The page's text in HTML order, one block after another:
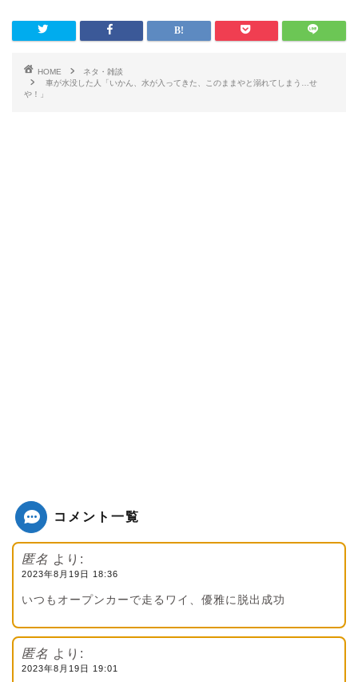
HOME
ネタ・雑談
車が水没した人「いかん、水が入ってきた、このままやと溺れてしまう…せ
や！」
コメント一覧
匿名 より:
2023年8月19日 18:36
いつもオープンカーで走るワイ、優雅に脱出成功
匿名 より:
2023年8月19日 19:01